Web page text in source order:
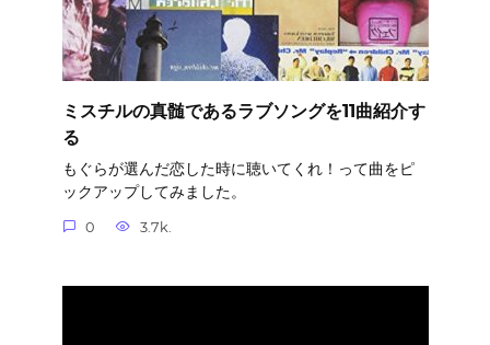
ミスチルの真髄であるラブソングを11曲紹介す
る
もぐらが選んだ恋した時に聴いてくれ！って曲をピ
ックアップしてみました。
0 3.7k.